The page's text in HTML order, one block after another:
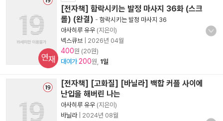
[전자책] 함락시키는 발정 마사지 36화 (스크
롤) (완결) - 함락시키는 발정 마사지 36
아사히루 유우 (지은이)
넥스큐브
2026년 04월
400원 (20원)
대여가 200원, 1일
[전자책] [고화질] [바닐라] 백합 커플 사이에
난입을 해버린 나는
아사히루 유우 (지은이)
바닐라| 2024년 08월